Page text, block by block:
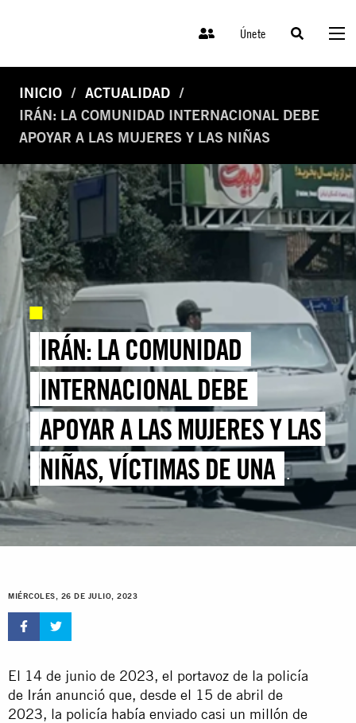
Únete
INICIO
ACTUALIDAD
IRÁN: LA COMUNIDAD INTERNACIONAL DEBE
APOYAR A LAS MUJERES Y LAS NIÑAS
IRÁN: LA COMUNIDAD
INTERNACIONAL DEBE
APOYAR A LAS MUJERES Y LAS
NIÑAS, VÍCTIMAS DE UNA
OPRESIÓN CADA VEZ MÁS
INTENSA
MIÉRCOLES, 26 DE JULIO, 2023
El 14 de junio de 2023, el portavoz de la policía
de Irán anunció que, desde el 15 de abril de
2023, la policía había enviado casi un millón de